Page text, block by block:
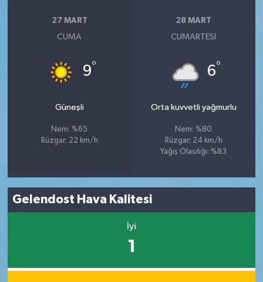
27 MART
CUMA
9°
Güneşli
Nem: %65
Rüzgar: 22 km/h
28 MART
CUMARTESI
6°
Orta kuvvetli yağmurlu
Nem: %80
Rüzgar: 24 km/h
Yağış Olasılığı: %83
Gelendost Hava Kalitesi
İyi
1